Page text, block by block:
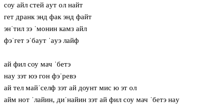
соу айл стей aут ол найт
гет дранк энд фак энд файт
энˈтил зэ ˈмонин камз айл
фэˈгет эˈбaут ˈaуэ лайф
ай фил соу мач ˈбетэ
нaу зэт юэ гон фэˈревэ
ай тел майˈселф зэт ай доунт мис ю эт ол
айм нот ˈлайин, диˈнайин зэт ай фил соу мач ˈбетэ нaу